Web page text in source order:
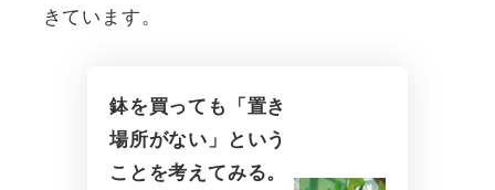
きています。
鉢を買っても「置き
場所がない」という
ことを考えてみる。